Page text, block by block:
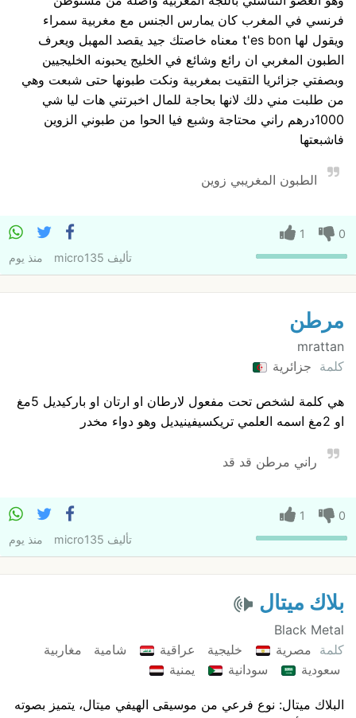
فرنسي في المغرب كان يمارس الجنس مع مغربية سمراء
ويقول لها t'es bon معناه خاصتك جيد يقصد المهبل ويعرف
الطبون المغربي ان رائع وشائع في الخليج يحبونه الخليجيين
وبصفتي جزائريا التقيت بمغربية ونكت طبونها حتى شبعت وهي
من طلبت مني دلك لانها بحاجة للمال اخبرتني هات ليا شي
1000درهم راني محتاجة وشبع فيا الحوا من طبوني الزوين
فاشبعتها
الطبون المغريبي زوين
0
1
تأليف micro135 منذ يوم
مرطن
mrattan
كلمة جزائرية
هي كلمة لشخص تحت مفعول لارطان او ارتان او باركيديل 5مغ
او 2مغ اسمه العلمي تريكسيفينيديل وهو دواء مخدر
راني مرطن قد قد
0
1
تأليف micro135 منذ يوم
بلاك ميتال
Black Metal
كلمة مصرية خليجية عراقية شامية
مغاربية
سعودية
سودانية يمنية
البلاك ميتال: نوع فرعي من موسيقى الهيفي ميتال، يتميز بصوته